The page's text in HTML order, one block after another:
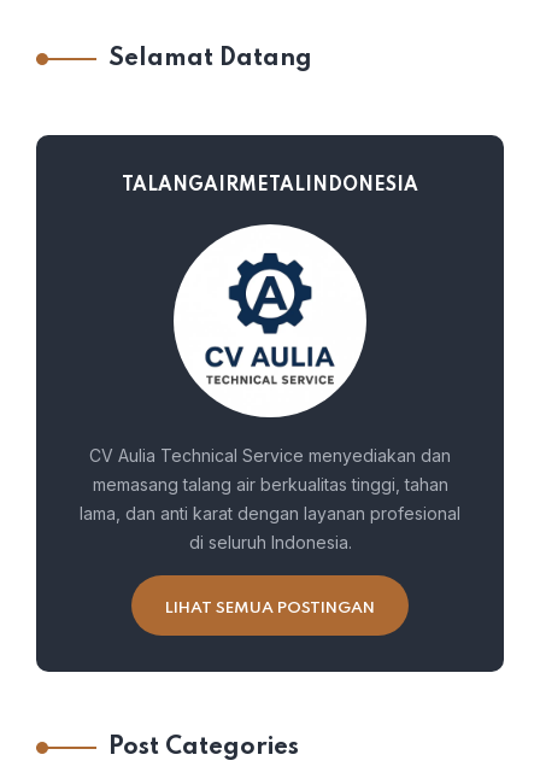
Selamat Datang
TALANGAIRMETALINDONESIA
CV Aulia Technical Service menyediakan dan
memasang talang air berkualitas tinggi, tahan
lama, dan anti karat dengan layanan profesional
di seluruh Indonesia.
LIHAT SEMUA POSTINGAN
Post Categories